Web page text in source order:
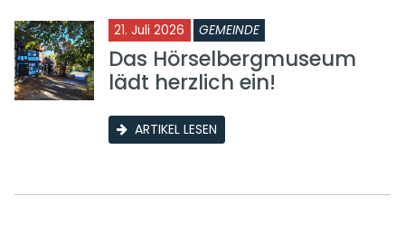
21. Juli 2026 GEMEINDE
Das Hörselbergmuseum
lädt herzlich ein!
ARTIKEL LESEN